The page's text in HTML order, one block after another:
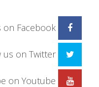
on Facebook
us on Twitter
on Youtube